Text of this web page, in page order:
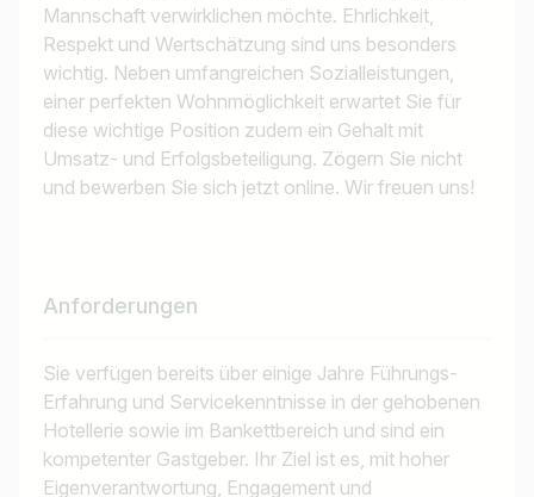
Mannschaft verwirklichen möchte. Ehrlichkeit,
Respekt und Wertschätzung sind uns besonders
wichtig. Neben umfangreichen Sozialleistungen,
einer perfekten Wohnmöglichkeit erwartet Sie für
diese wichtige Position zudem ein Gehalt mit
Umsatz- und Erfolgsbeteiligung. Zögern Sie nicht
und bewerben Sie sich jetzt online. Wir freuen uns!
Anforderungen
Sie verfügen bereits über einige Jahre Führungs-
Erfahrung und Servicekenntnisse in der gehobenen
Hotellerie sowie im Bankettbereich und sind ein
kompetenter Gastgeber. Ihr Ziel ist es, mit hoher
Eigenverantwortung, Engagement und